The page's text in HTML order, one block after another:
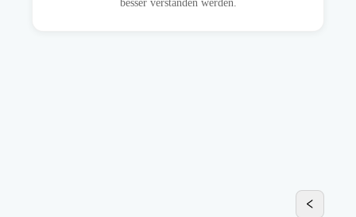
besser verstanden werden.